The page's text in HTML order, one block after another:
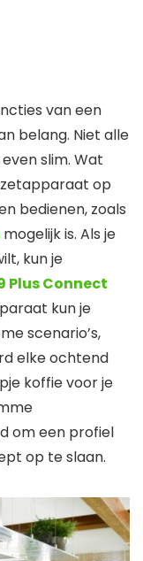
van een
belang. Niet alle
slim. Wat
op
bedienen, zoals
mogelijk is. Als je
kun je
Plus Connect
kun je
scenario’s,
elke ochtend
koffie voor je
om een profiel
op te slaan.